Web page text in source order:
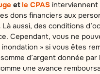
etle CPAS interviennent
dons financiers aux
Là aussi, des conditions
Cependant, vous ne
» si vous êtes
d’argent donnée par
une avance